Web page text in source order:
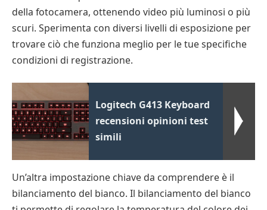
della fotocamera, ottenendo video più luminosi o più
scuri. Sperimenta con diversi livelli di esposizione per
trovare ciò che funziona meglio per le tue specifiche
condizioni di registrazione.
Logitech G413 Keyboard
recensioni opinioni test
simili
Un’altra impostazione chiave da comprendere è il
bilanciamento del bianco. Il bilanciamento del bianco